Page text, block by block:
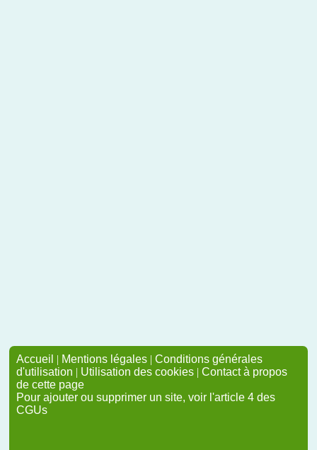
Accueil | Mentions légales | Conditions générales
d'utilisation | Utilisation des cookies | Contact à propos
de cette page
Pour ajouter ou supprimer un site, voir l'article 4 des
CGUs